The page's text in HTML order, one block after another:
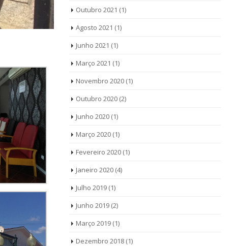
Outubro 2021 (1)
Agosto 2021 (1)
Junho 2021 (1)
Março 2021 (1)
Novembro 2020(1)
Outubro 2020(2)
Junho 2020(1)
Março 2020(1)
Fevereiro 2020(1)
Janeiro 2020(4)
Julho 2019(1)
Junho 2019(2)
Março 2019(1)
Dezembro 2018(1)